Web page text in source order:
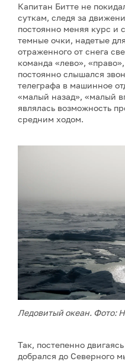
Капитан Битте не
суткам, следя за
постоянно меняя курс и
темные очки, надетые
отраженного от снега
команда «лево»,
постоянно слышался
телеграфа в машинное
«малый назад», «малый
являлась возможность
средним ходом.
Ледовитый океан. Фото:
Так, постепенно
добрался до Северного